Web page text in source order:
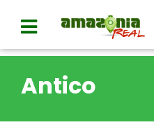
Antico